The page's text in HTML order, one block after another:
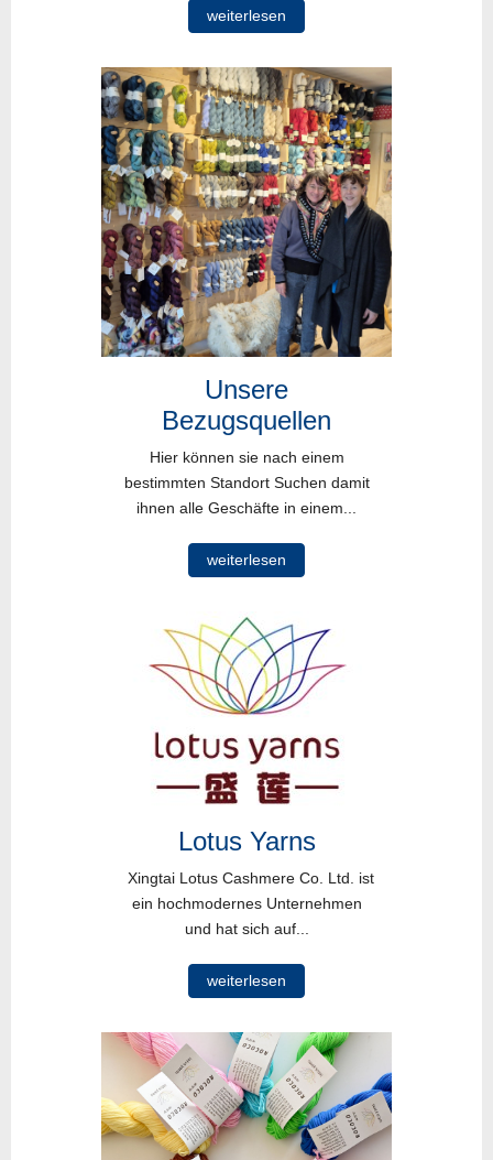
weiterlesen
Unsere
Bezugsquellen
Hier können sie nach einem
bestimmten Standort Suchen damit
ihnen alle Geschäfte in einem...
weiterlesen
Lotus Yarns
Xingtai Lotus Cashmere Co. Ltd. ist
ein hochmodernes Unternehmen
und hat sich auf...
weiterlesen